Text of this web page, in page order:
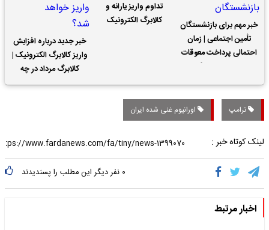
خبر مهم برای بازنشستگان
تأمین اجتماعی | زمان
احتمالی پرداخت معوقات
تداوم واریز یارانه و
کالابرگ الکترونیک
خبر جدید درباره افزایش
واریز کالابرگ الکترونیک |
کالابرگ مرداد در چه
تاریخی واریز خواهد شد؟
ترامپ اورانیوم غنی شده ایران
لینک کوتاه خبر :
۰ نفر دیگر این مطلب را پسندیدند
اخبار مرتبط